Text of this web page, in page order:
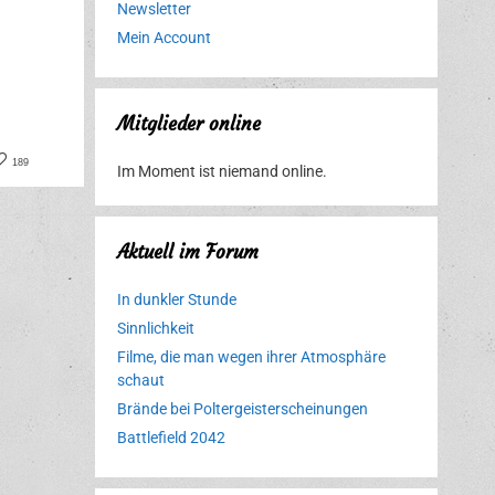
189
Newsletter
Mein Account
Mitglieder online
Im Moment ist niemand online.
Aktuell im Forum
In dunkler Stunde
Sinnlichkeit
Filme, die man wegen ihrer Atmosphäre
schaut
Brände bei Poltergeisterscheinungen
Battlefield 2042